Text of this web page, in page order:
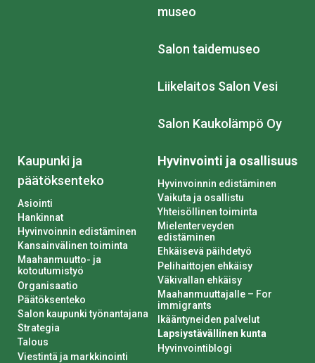
museo
Salon taidemuseo
Liikelaitos Salon Vesi
Salon Kaukolämpö Oy
Kaupunki ja
päätöksenteko
Asiointi
Hankinnat
Hyvinvoinnin edistäminen
Kansainvälinen toiminta
Maahanmuutto- ja
kotoutumistyö
Organisaatio
Päätöksenteko
Salon kaupunki työnantajana
Strategia
Talous
Viestintä ja markkinointi
Hyvinvointi ja osallisuus
Hyvinvoinnin edistäminen
Vaikuta ja osallistu
Yhteisöllinen toiminta
Mielenterveyden
edistäminen
Ehkäisevä päihdetyö
Pelihaittojen ehkäisy
Väkivallan ehkäisy
Maahanmuuttajalle – For
immigrants
Ikääntyneiden palvelut
Lapsiystävällinen kunta
Hyvinvointiblogi